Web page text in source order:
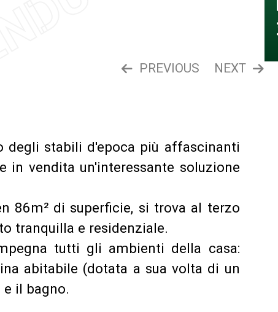
PREVIOUS
NEXT
degli stabili d'epoca più affascinanti
in vendita un'interessante soluzione
86m² di superficie, si trova al terzo
tranquilla e residenziale.
tutti gli ambienti della casa:
abitabile (dotata a sua volta di un
il bagno.